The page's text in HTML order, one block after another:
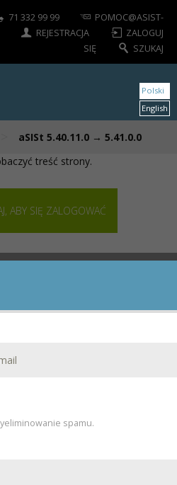
71 332 99 99
POMOC@ASIST-
REJESTRACJA
ZALOGUJ
SIĘ
SZUKAJ
aSISt 5.40.11.0 → 5.41.0.0
Polski
English
treść strony.
ABY SIĘ ZALOGOWAĆ
spamu.